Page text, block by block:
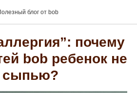
блог от bob
почему
bob ребенок не
сыпью?